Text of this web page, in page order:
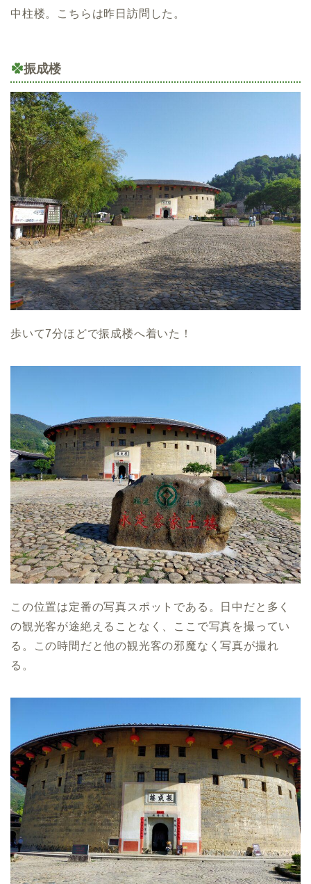
中柱楼。こちらは昨日訪問した。
振成楼
歩いて7分ほどで振成楼へ着いた！
この位置は定番の写真スポットである。日中だと多く
の観光客が途絶えることなく、ここで写真を撮ってい
る。この時間だと他の観光客の邪魔なく写真が撮れ
る。